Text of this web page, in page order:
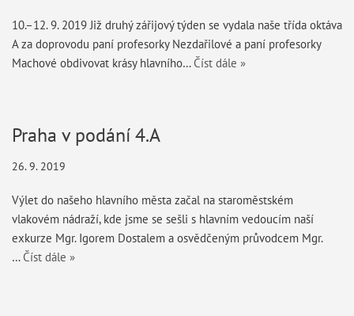
10.–12. 9. 2019 Již druhý zářijový týden se vydala naše třída oktáva
A za doprovodu paní profesorky Nezdařilové a paní profesorky
Machové obdivovat krásy hlavního… Číst dále »
Praha v podání 4.A
26. 9. 2019
Výlet do našeho hlavního města začal na staroměstském
vlakovém nádraží, kde jsme se sešli s hlavním vedoucím naší
exkurze Mgr. Igorem Dostalem a osvědčeným průvodcem Mgr.
… Číst dále »